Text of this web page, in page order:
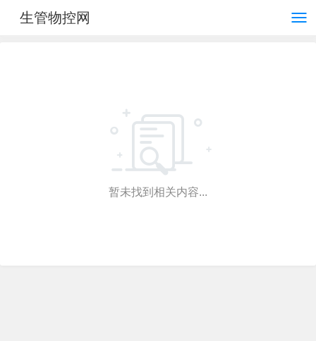
生管物控网
暂未找到相关内容...